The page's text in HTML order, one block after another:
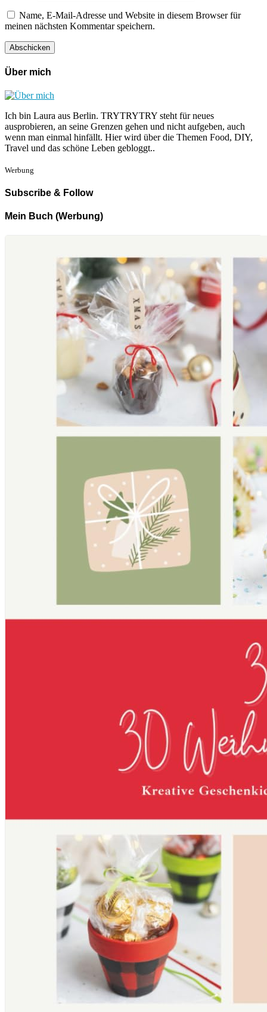
Name, E-Mail-Adresse und Website in diesem Browser für
meinen nächsten Kommentar speichern.
Über mich
Ich bin Laura aus Berlin. TRYTRYTRY steht für neues
ausprobieren, an seine Grenzen gehen und nicht aufgeben, auch
wenn man einmal hinfällt. Hier wird über die Themen Food, DIY,
Travel und das schöne Leben gebloggt..
Werbung
Subscribe & Follow
Mein Buch (Werbung)